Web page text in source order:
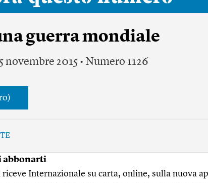
guerra mondiale
novembre 2015 • Numero 1126
abbonarti
riceve Internazionale su carta, online, sulla nuova